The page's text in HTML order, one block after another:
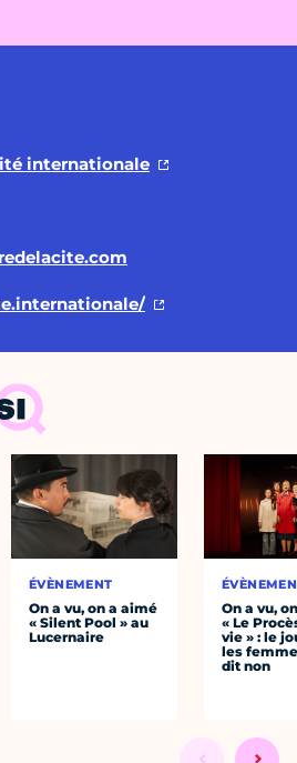
internationale
ÉVÈNEMENT
On a vu, on a aimé
« Silent Pool » au
Lucernaire
On a vu,
« Le
vie » : le
les
dit non